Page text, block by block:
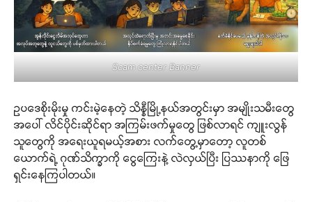
Scam center Banner
ဥပဒေစိုးမိုးမှု ကင်းမဲ့နေတဲ့ သိန္နီမြို့နယ်အတွင်းမှာ အမျိုးသမီးတွေ
အပေါ် လိင်ပိုင်းဆိုင်ရာ အကြမ်းဖက်မှုတွေ ဖြစ်လာရင် ကျူးလွန်
သူတွေကို အရေးယူရမယ့်အစား လက်တွေ့မှာတော့ လူတစ်
ယောက်ရဲ့ ဂုဏ်သိက္ခာကို ငွေကြေးနဲ့ လဲလှယ်ပြီး ပြဿနာကို ဖြေ
ရှင်းနေကြပါတယ်။